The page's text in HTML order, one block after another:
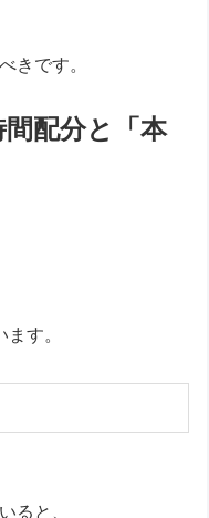
きです。
配分と「本
す。
ると、